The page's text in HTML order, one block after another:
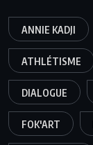
ANNIE KADJI
ATHLÉTISME
DIALOGUE
FOK'ART